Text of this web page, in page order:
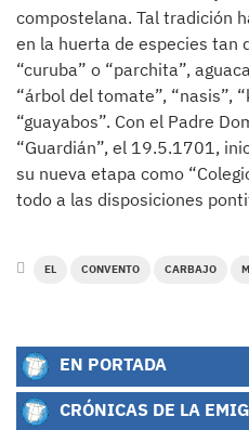
compostelana. Tal tradición
en la huerta de especies tan
“curuba” o “parchita”,
“árbol del tomate”, “nasis”,
“guayabos”. Con el Padre
“Guardián”, el 19.5.1701,
su nueva etapa como
todo a las disposiciones
EL CONVENTO CARBAJO
EN PORTADA
CRÓNICAS DE LA